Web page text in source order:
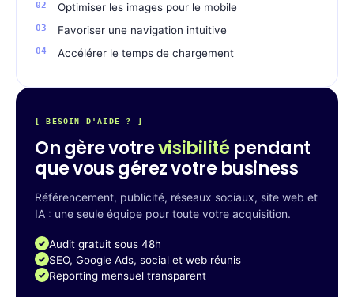
Optimiser les images pour le mobile
Favoriser une navigation intuitive
Accélérer le temps de chargement
[ BESOIN D'AIDE ? ]
On gère votrevisibilitépendant
que vous gérez votre business
Référencement, publicité, réseaux sociaux, site web et
IA : une seule équipe pour toute votre acquisition.
Audit gratuit sous 48h
SEO, Google Ads, social et web réunis
Reporting mensuel transparent